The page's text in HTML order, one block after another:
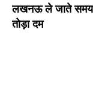
लखनऊ ले जाते समय
तोड़ा दम